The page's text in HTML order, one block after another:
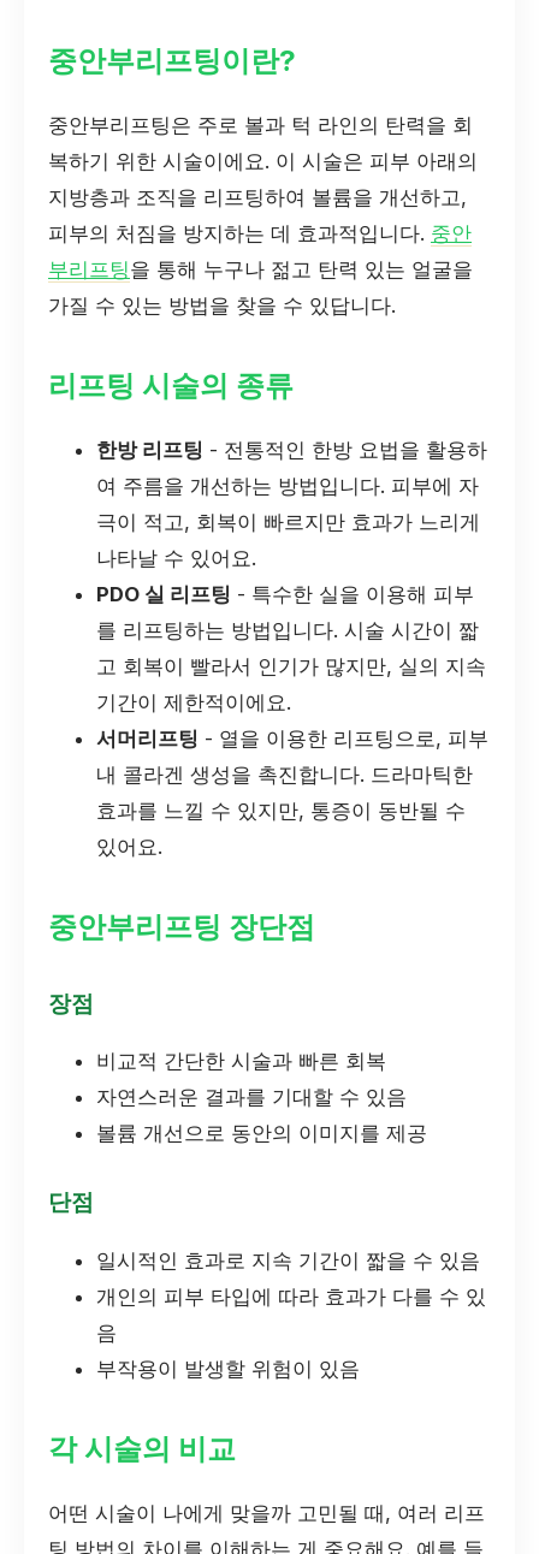
중안부리프팅이란?
중안부리프팅은 주로 볼과 턱 라인의 탄력을 회
복하기 위한 시술이에요. 이 시술은 피부 아래의
지방층과 조직을 리프팅하여 볼륨을 개선하고,
피부의 처짐을 방지하는 데 효과적입니다. 중안
부리프팅을 통해 누구나 젊고 탄력 있는 얼굴을
가질 수 있는 방법을 찾을 수 있답니다.
리프팅 시술의 종류
한방 리프팅 - 전통적인 한방 요법을 활용하
여 주름을 개선하는 방법입니다. 피부에 자
극이 적고, 회복이 빠르지만 효과가 느리게
나타날 수 있어요.
PDO 실 리프팅 - 특수한 실을 이용해 피부
를 리프팅하는 방법입니다. 시술 시간이 짧
고 회복이 빨라서 인기가 많지만, 실의 지속
기간이 제한적이에요.
서머리프팅 - 열을 이용한 리프팅으로, 피부
내 콜라겐 생성을 촉진합니다. 드라마틱한
효과를 느낄 수 있지만, 통증이 동반될 수
있어요.
중안부리프팅 장단점
장점
비교적 간단한 시술과 빠른 회복
자연스러운 결과를 기대할 수 있음
볼륨 개선으로 동안의 이미지를 제공
단점
일시적인 효과로 지속 기간이 짧을 수 있음
개인의 피부 타입에 따라 효과가 다를 수 있
음
부작용이 발생할 위험이 있음
각 시술의 비교
어떤 시술이 나에게 맞을까 고민될 때, 여러 리프
팅 방법의 차이를 이해하는 게 중요해요. 예를 들